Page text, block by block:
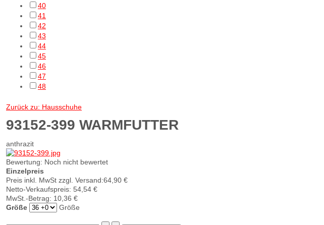
40
41
42
43
44
45
46
47
48
Zurück zu: Hausschuhe
93152-399 WARMFUTTER
anthrazit
Bewertung: Noch nicht bewertet
Einzelpreis
Preis inkl. MwSt zzgl. Versand:64,90 €
Netto-Verkaufspreis: 54,54 €
MwSt.-Betrag: 10,36 €
Größe
Größe